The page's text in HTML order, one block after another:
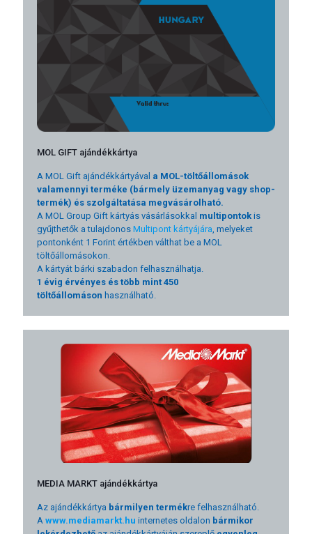
MOL GIFT ajándékkártya
A MOL Gift ajándékkártyával a MOL-töltőállomások
valamennyi terméke (bármely üzemanyag vagy shop-
termék) és szolgáltatása megvásárolható.
A MOL Group Gift kártyás vásárlásokkal multipontok is
gyűjthetők a tulajdonos Multipont kártyájára , melyeket
pontonként 1 Forint értékben válthat be a MOL
töltőállomásokon.
A kártyát bárki szabadon felhasználhatja.
1 évig érvényes és több mint 450
töltőállomáson használható.
MEDIA MARKT ajándékkártya
Az ajándékkártya bármilyen termékre felhasználható.
A www.mediamarkt.hu internetes oldalon bármikor